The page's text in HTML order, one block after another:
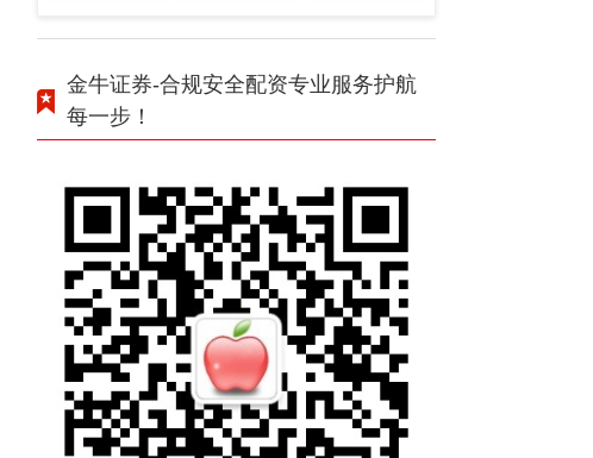
金牛证券-合规安全配资专业服务护航
每一步！